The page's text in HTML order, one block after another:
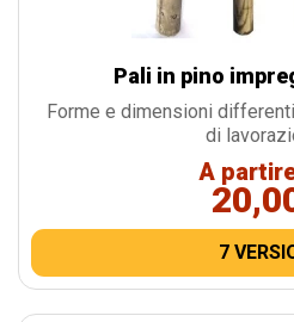
Pali in pino
Forme e dimensioni
di
A
7